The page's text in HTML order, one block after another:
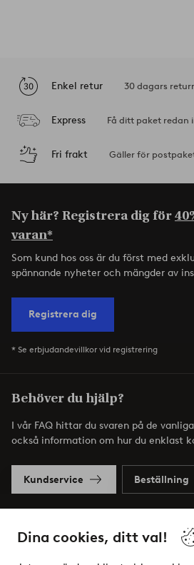
Dina cookies, ditt val!
Enkel retur 30 dagars
Express Få ditt paket redan
Fri frakt Gäller för
Ny här? Registrera dig för
varan*
Som kund hos oss är du först med
spännande nyheter och mängder av
Registrera dig
* Se erbjudandevillkor vid registrering
Behöver du hjälp?
I vår FAQ hittar du svaren på de
också information om hur du enklast
Kundservice Beställning
Mina sidor